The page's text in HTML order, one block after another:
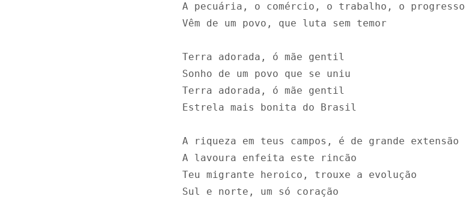
A pecuária, o comércio, o trabalho, o progresso
Vêm de um povo, que luta sem temor
Terra adorada, ó mãe gentil
Sonho de um povo que se uniu
Terra adorada, ó mãe gentil
Estrela mais bonita do Brasil
A riqueza em teus campos, é de grande extensão
A lavoura enfeita este rincão
Teu migrante heroico, trouxe a evolução
Sul e norte, um só coração